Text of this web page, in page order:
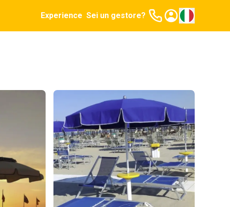
Experience Sei un gestore?